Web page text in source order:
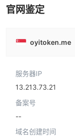
官网鉴定
oyitoken.me
服务器IP
13.213.73.21
备案号
--
域名创建时间